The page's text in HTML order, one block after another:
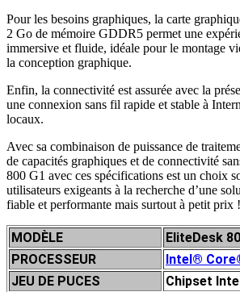
Pour les besoins graphiques, la carte
2 Go de mémoire GDDR5 permet une
immersive et fluide, idéale pour le montage
la conception graphique.
Enfin, la connectivité est assurée avec la
une connexion sans fil rapide et stable à
locaux.
Avec sa combinaison de puissance de
de capacités graphiques et de connectivité
800 G1 avec ces spécifications est un choix
utilisateurs exigeants à la recherche d’une
fiable et performante mais surtout à petit prix !
MODÈLE
EliteDesk
PROCESSEUR
Intel®
JEU DE PUCES
Chipset